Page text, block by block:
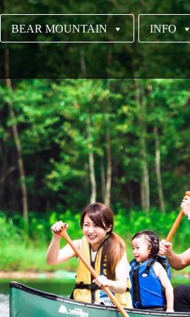
BEAR MOUNTAIN INFO